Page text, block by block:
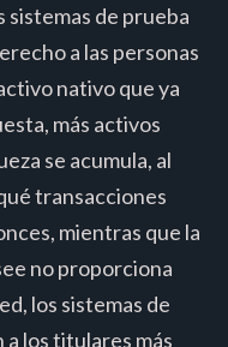
sistemas de prueba
a las personas
nativo que ya
más activos
se acumula, al
transacciones
mientras que la
no proporciona
los sistemas de
los titulares más